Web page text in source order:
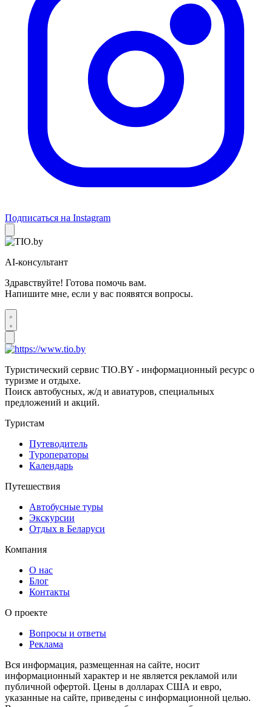
Подписаться на Instagram
AI-консультант
Здравствуйте! Готова помочь вам.
Напишите мне, если у вас появятся вопросы.
Туристический сервис TIO.BY - информационный ресурс о
туризме и отдыхе.
Поиск автобусных, ж/д и авиатуров, специальных
предложений и акций.
Туристам
Путеводитель
Туроператоры
Календарь
Путешествия
Автобусные туры
Экскурсии
Отдых в Беларуси
Компания
О нас
Блог
Контакты
О проекте
Вопросы и ответы
Реклама
Вся информация, размещенная на сайте, носит
информационный характер и не является рекламой или
публичной офертой. Цены в долларах США и евро,
указанные на сайте, приведены с информационной целью.